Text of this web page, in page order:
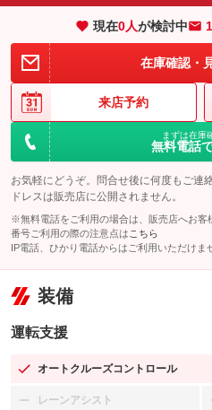
現在0人が検討中
在庫確認・
来店予約
まずは在庫
無料電話
お気軽にどうぞ。問合せ後に何度もご連
ドレスは販売店に公開されません。
※無料電話をご利用の場合は、販売店へお客
番号ご利用の際の注意点は こちら
IP電話、ひかり電話からはご利用いただけま
装備
運転支援
オートクルーズコントロール
：装備あり
レーンアシスト
：装備なし